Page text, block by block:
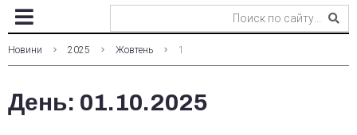
Новини 2025 Жовтень 1
День: 01.10.2025